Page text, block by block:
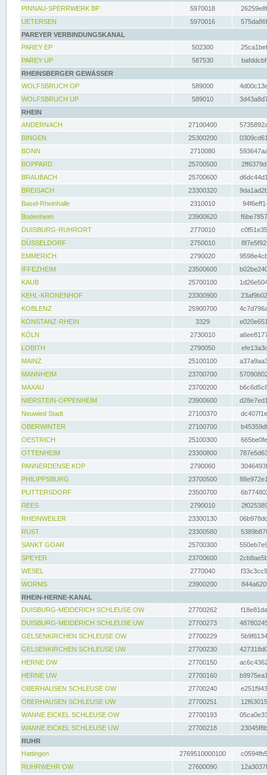
PINNAU-SPERRWERK BP
5970018
UETERSEN
5970016
PAREYER VERBINDUNGSKANAL
PAREY EP
502300
PAREY UP
587530
RHEINSBERGER GEWÄSSER
WOLFSBRUCH OP
589000
WOLFSBRUCH UP
589010
RHEIN
ANDERNACH
27100400
BINGEN
25300200
BONN
2710080
BOPPARD
25700500
BRAUBACH
25700600
BREISACH
23300320
Basel-Rheinhalle
2310010
Bodenheim
23900620
DUISBURG-RUHRORT
2770010
DÜSSELDORF
2750010
EMMERICH
2790020
IFFEZHEIM
23500600
KAUB
25700100
KEHL-KRONENHOF
23300900
KOBLENZ
25900700
KONSTANZ-RHEIN
3329
KÖLN
2730010
LOBITH
2790050
MAINZ
25100100
MANNHEIM
23700700
MAXAU
23700200
NIERSTEIN-OPPENHEIM
23900600
Neuwied Stadt
27100370
OBERWINTER
27100700
OESTRICH
25100300
OTTENHEIM
23300800
PANNERDENSE KOP
2790060
PHILIPPSBURG
23700500
PLITTERSDORF
23500700
REES
2790010
RHEINWEILER
23300130
RUST
23300580
SANKT GOAR
25700300
SPEYER
23700600
WESEL
2770040
WORMS
23900200
RHEIN-HERNE-KANAL
DUISBURG-MEIDERICH SCHLEUSE OW
27700262
DUISBURG-MEIDERICH SCHLEUSE UW
27700273
GELSENKIRCHEN SCHLEUSE OW
27700229
GELSENKIRCHEN SCHLEUSE UW
27700230
HERNE OW
27700150
HERNE UW
27700160
OBERHAUSEN SCHLEUSE OW
27700240
OBERHAUSEN SCHLEUSE UW
27700251
WANNE EICKEL SCHLEUSE OW
27700193
WANNE EICKEL SCHLEUSE UW
27700218
RUHR
Hattingen
2769510000100
RUHRWEHR OW
27600090